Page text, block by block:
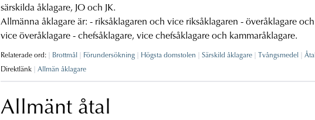
särskilda åklagare, JO och JK.
Allmänna åklagare är: - riksåklagaren och vice riksåklagaren - överåklagare och
vice överåklagare - chefsåklagare, vice chefsåklagare och kammaråklagare.
Relaterade ord: Brottmål Förundersökning Högsta domstolen Särskild åklagare Tvångsmedel
Åtal
Direktlänk
Allmän åklagare
Allmänt åtal